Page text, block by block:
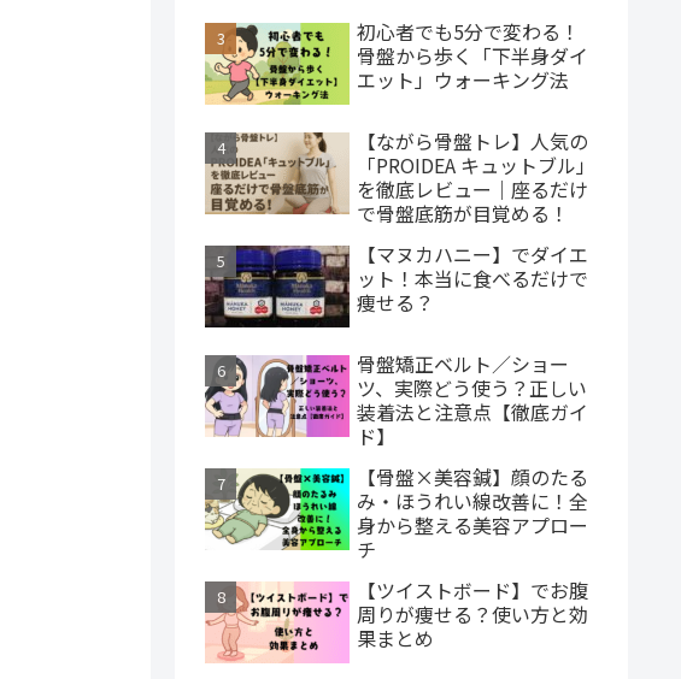
初心者でも5分で変わる！
骨盤から歩く「下半身ダイ
エット」ウォーキング法
【ながら骨盤トレ】人気の
「PROIDEA キュットブル」
を徹底レビュー｜座るだけ
で骨盤底筋が目覚める！
【マヌカハニー】でダイエ
ット！本当に食べるだけで
痩せる？
骨盤矯正ベルト／ショー
ツ、実際どう使う？正しい
装着法と注意点【徹底ガイ
ド】
【骨盤×美容鍼】顔のたる
み・ほうれい線改善に！全
身から整える美容アプロー
チ
【ツイストボード】でお腹
周りが痩せる？使い方と効
果まとめ